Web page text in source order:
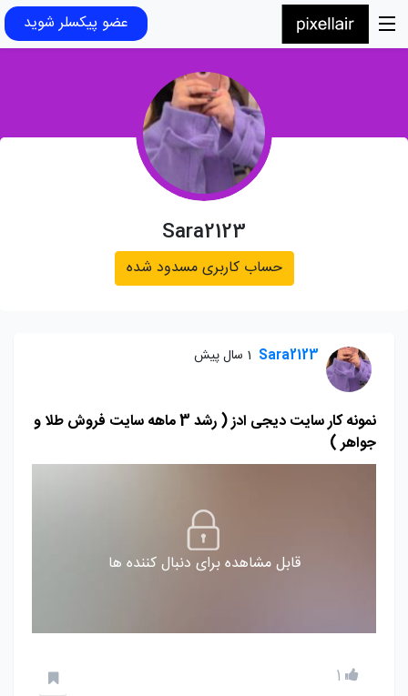
عضو پیکسلر شوید
Sara2123
حساب کاربری مسدود شده
Sara2123 1 سال پیش
نمونه کار سایت دیجی ادز ( رشد 3 ماهه سایت فروش طلا و
جواهر )
قابل مشاهده برای دنبال کننده ها
1